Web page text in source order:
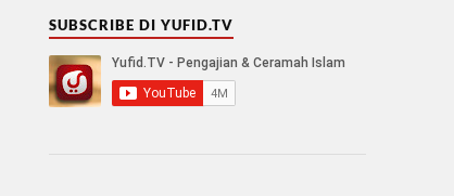
SUBSCRIBE DI YUFID.TV